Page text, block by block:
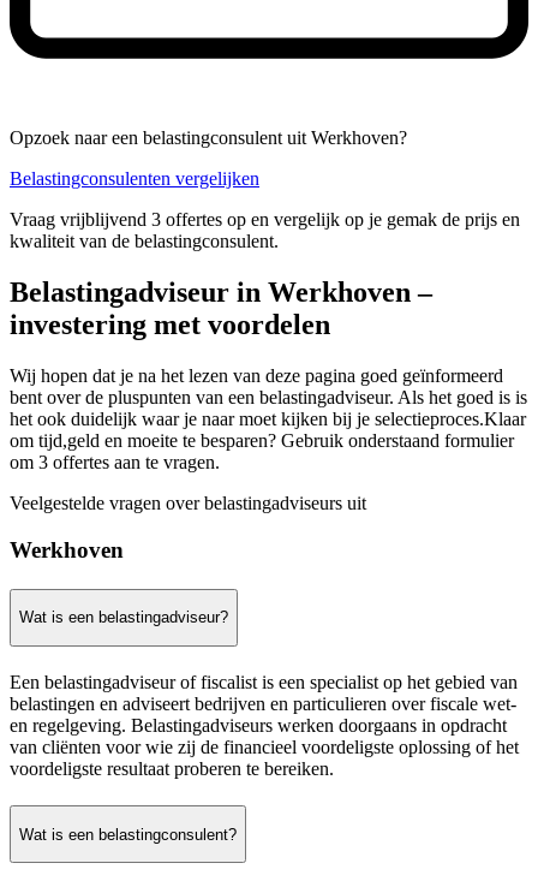
Opzoek naar een belastingconsulent uit Werkhoven?
Belastingconsulenten vergelijken
Vraag vrijblijvend 3 offertes op en vergelijk op je gemak de prijs en
kwaliteit van de belastingconsulent.
Belastingadviseur in Werkhoven –
investering met voordelen
Wij hopen dat je na het lezen van deze pagina goed geïnformeerd
bent over de pluspunten van een belastingadviseur. Als het goed is is
het ook duidelijk waar je naar moet kijken bij je selectieproces.Klaar
om tijd,geld en moeite te besparen? Gebruik onderstaand formulier
om 3 offertes aan te vragen.
Veelgestelde vragen over belastingadviseurs uit
Werkhoven
Wat is een belastingadviseur?
Een belastingadviseur of fiscalist is een specialist op het gebied van
belastingen en adviseert bedrijven en particulieren over fiscale wet-
en regelgeving. Belastingadviseurs werken doorgaans in opdracht
van cliënten voor wie zij de financieel voordeligste oplossing of het
voordeligste resultaat proberen te bereiken.
Wat is een belastingconsulent?